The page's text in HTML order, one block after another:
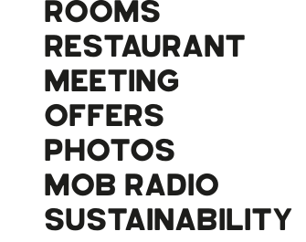
ROOMS
RESTAURANT
MEETING
OFFERS
PHOTOS
MOB RADIO
SUSTAINABILITY